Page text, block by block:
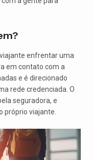
enfrentar uma
em contato com a
e é direcionado
rede credenciada. O
seguradora, e
próprio viajante.